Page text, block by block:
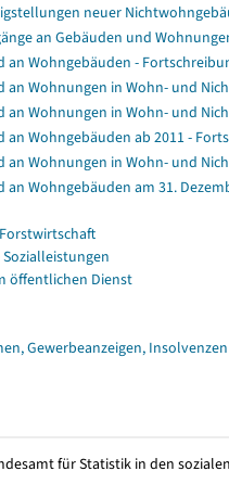
neuer
an Gebäuden und
an Wohngebäuden -
an Wohnungen in Wohn- und
an Wohnungen in Wohn- und
an Wohngebäuden ab 2011 -
an Wohnungen in Wohn- und
an Wohngebäuden am 31.
öffentlichen Dienst
Gewerbeanzeigen, Insolvenzen
für Statistik in den